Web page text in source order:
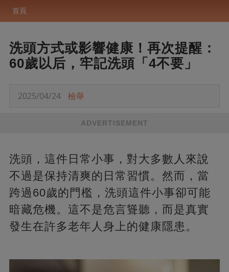
首頁
洗頭方式或影響健康！再次提醒：
60歲以后，牢記洗頭「4不要」
2025/04/24 檢舉
ADVERTISEMENT
洗頭，這件日常小事，對大多數人來說
不過是保持清爽的日常習慣。然而，當
跨過60歲的門檻，洗頭這件小事卻可能
暗藏危機。這不是危言聳聽，而是真實
發生在許多老年人身上的健康隱患。